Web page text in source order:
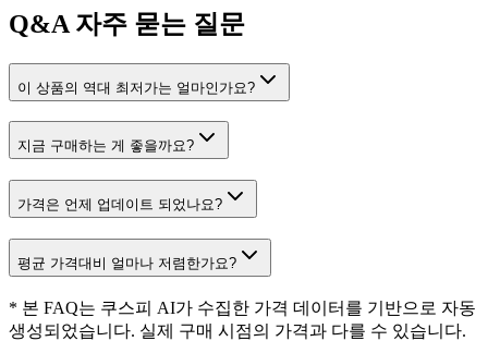
Q&A 자주 묻는 질문
이 상품의 역대 최저가는 얼마인가요?
지금 구매하는 게 좋을까요?
가격은 언제 업데이트 되었나요?
평균 가격대비 얼마나 저렴한가요?
* 본 FAQ는 쿠스피 AI가 수집한 가격 데이터를 기반으로 자동
생성되었습니다. 실제 구매 시점의 가격과 다를 수 있습니다.